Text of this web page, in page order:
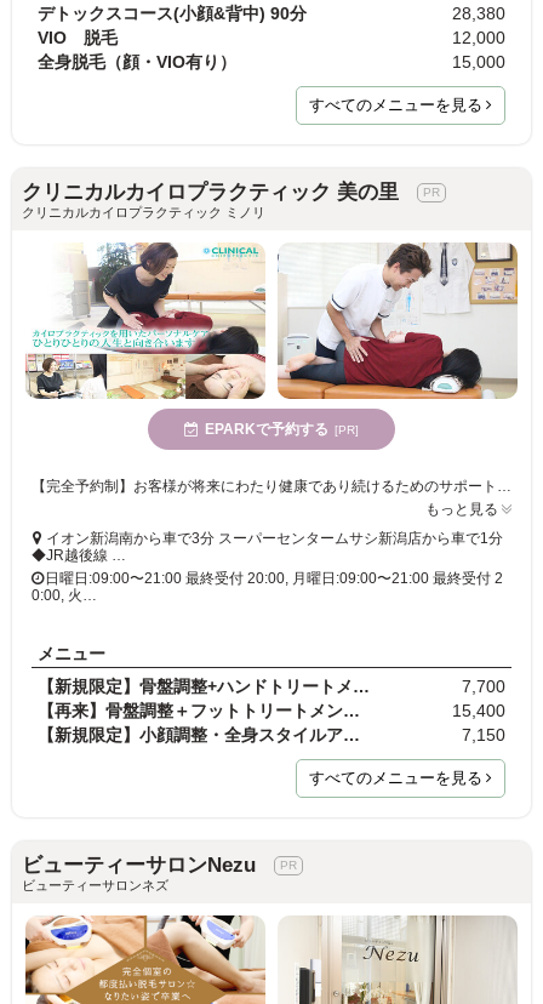
デトックスコース(小顔&背中) 90分
28,380
VIO 脱毛
12,000
全身脱毛（顔・VIO有り）
15,000
すべてのメニューを見る
クリニカルカイロプラクティック 美の里
クリニカルカイロプラクティック ミノリ
EPARKで予約する [PR]
【完全予約制】お客様が将来にわたり健康であり続けるためのサポートをする『クリニカルカイロプラクティック 美の里』その場限りではなく、根本から健康なお身体を手に入れたい方にオススメのサロンです!
もっと見る
イオン新潟南から車で3分 スーパーセンタームサシ新潟店から車で1分
◆JR越後線 …
日曜日:09:00〜21:00 最終受付 20:00, 月曜日:09:00〜21:00 最終受付 2
0:00, 火…
メニュー
【新規限定】骨盤調整+ハンドトリートメントエステ 9…
7,700
【再来】骨盤調整＋フットトリートメント 90分
15,400
【新規限定】小顔調整・全身スタイルアップコース 10…
7,150
すべてのメニューを見る
ビューティーサロンNezu
ビューティーサロンネズ